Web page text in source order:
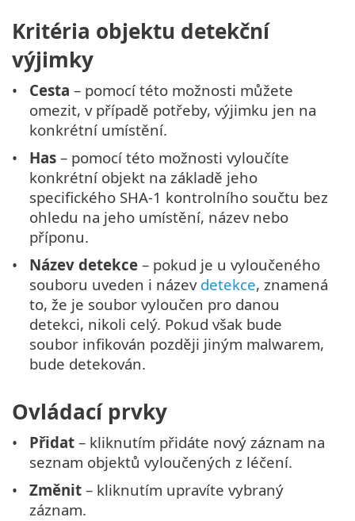
Kritéria objektu detekční
výjimky
Cesta – pomocí této možnosti můžete
omezit, v případě potřeby, výjimku jen na
konkrétní umístění.
Has – pomocí této možnosti vyloučíte
konkrétní objekt na základě jeho
specifického SHA-1 kontrolního součtu bez
ohledu na jeho umístění, název nebo
příponu.
Název detekce – pokud je u vyloučeného
souboru uveden i název detekce, znamená
to, že je soubor vyloučen pro danou
detekci, nikoli celý. Pokud však bude
soubor infikován později jiným malwarem,
bude detekován.
Ovládací prvky
Přidat – kliknutím přidáte nový záznam na
seznam objektů vyloučených z léčení.
Změnit – kliknutím upravíte vybraný
záznam.